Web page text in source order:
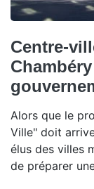
Centre-
Alors que le
Ville" doit
élus des villes
de préparer